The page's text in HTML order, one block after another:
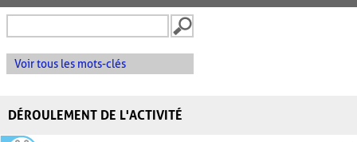
Voir tous les mots-clés
DÉROULEMENT DE L'ACTIVITÉ